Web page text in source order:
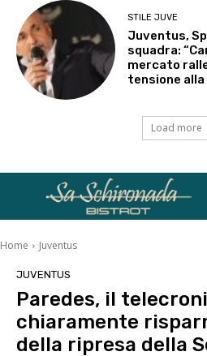
STILE JUVE
Juventus,
squadra:
mercato
tensione
Load more